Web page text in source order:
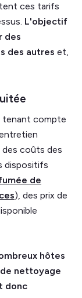
ces tarifs
L'objectif
des
des autres et,
tenant compte
des coûts des
dispositifs
de
), des prix de
hôtes
nettoyage
donc